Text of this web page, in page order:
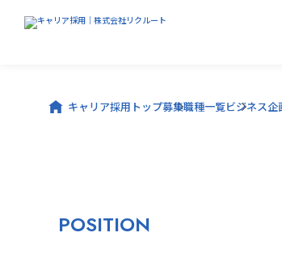
キャリア採用トップ募集職種一覧ビジネス企
POSITION